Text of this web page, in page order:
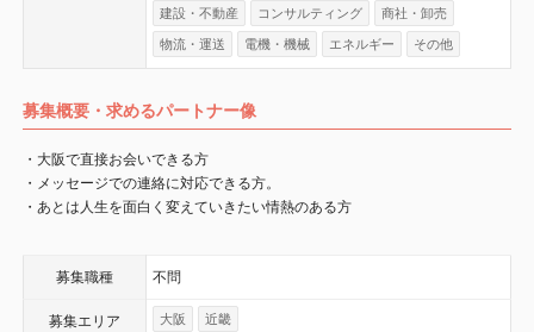
建設・不動産 コンサルティング 商社・卸売
物流・運送 電機・機械 エネルギー その他
募集概要・求めるパートナー像
・大阪で直接お会いできる方
・メッセージでの連絡に対応できる方。
・あとは人生を面白く変えていきたい情熱のある方
募集職種 不問
募集エリア 大阪 近畿